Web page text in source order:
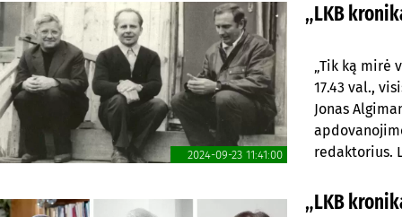
„LKB
„Tik ką mirė
17.43 val.,
Jonas
redaktorius.
aikštėje
2024-09-23 11:41:00
„LKB